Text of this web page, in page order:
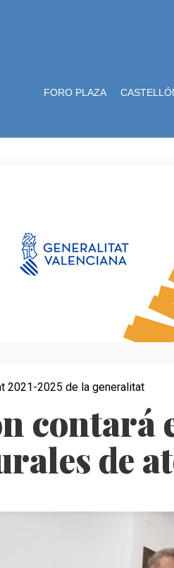
FORO PLAZA
contará
de
2021-2025 de la generalitat